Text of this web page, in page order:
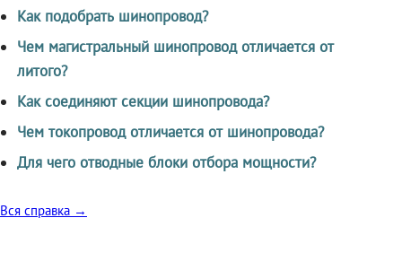
Как подобрать шинопровод?
Чем магистральный шинопровод отличается от
литого?
Как соединяют секции шинопровода?
Чем токопровод отличается от шинопровода?
Для чего отводные блоки отбора мощности?
Вся справка →